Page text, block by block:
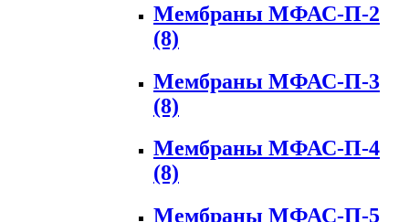
Мембраны МФАС-П-2
(8)
Мембраны МФАС-П-3
(8)
Мембраны МФАС-П-4
(8)
Мембраны МФАС-П-5